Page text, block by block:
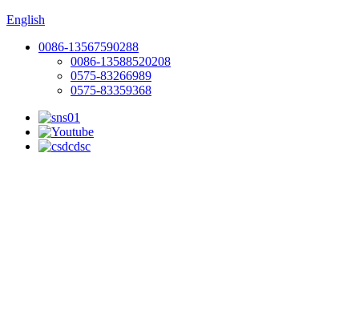
English
0086-13567590288
0086-13588520208
0575-83266989
0575-83359368